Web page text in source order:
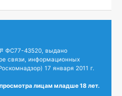
ФС77-43520, выдано
связи, информационных
17 января 2011 г.
лицам младше 18 лет.